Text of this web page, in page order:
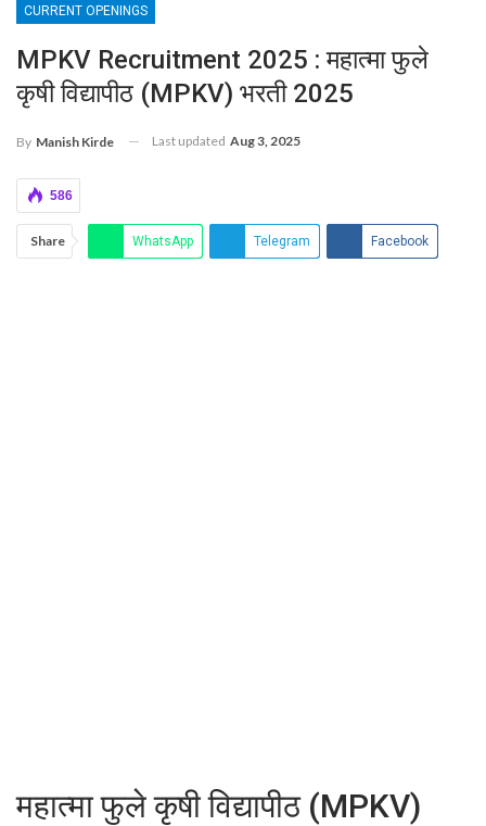
CURRENT OPENINGS
MPKV Recruitment 2025 : महात्मा फुले
कृषी विद्यापीठ (MPKV) भरती 2025
By Manish Kirde Last updated Aug 3, 2025
586
Share WhatsApp Telegram Facebook
महात्मा फुले कृषी विद्यापीठ (MPKV)